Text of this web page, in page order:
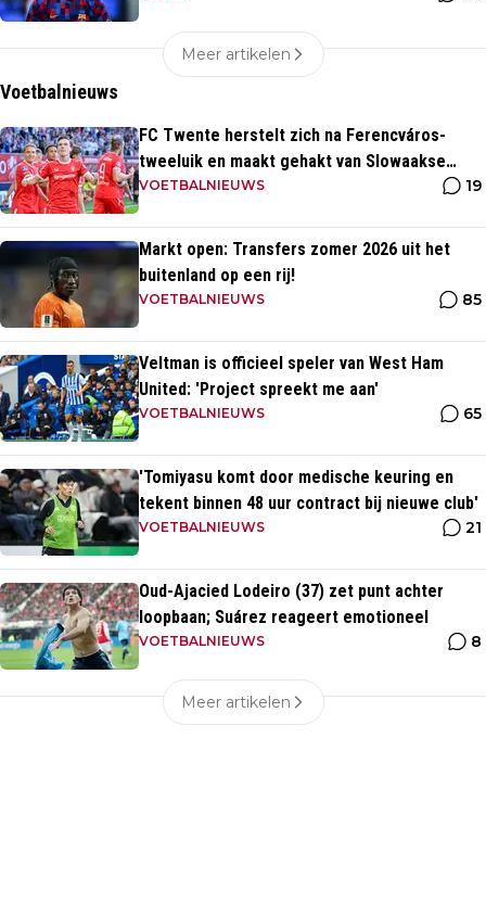
Meer artikelen
Voetbalnieuws
FC Twente herstelt zich na Ferencváros-
tweeluik en maakt gehakt van Slowaakse
opponent
VOETBALNIEUWS 19
Markt open: Transfers zomer 2026 uit het
buitenland op een rij!
VOETBALNIEUWS 85
Veltman is officieel speler van West Ham
United: 'Project spreekt me aan'
VOETBALNIEUWS 65
'Tomiyasu komt door medische keuring en
tekent binnen 48 uur contract bij nieuwe club'
VOETBALNIEUWS 21
Oud-Ajacied Lodeiro (37) zet punt achter
loopbaan; Suárez reageert emotioneel
VOETBALNIEUWS 8
Meer artikelen